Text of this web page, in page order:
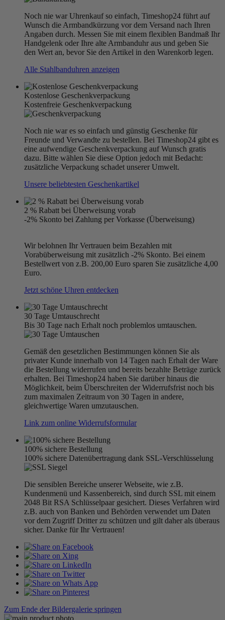
Noch nie war Uhrenkauf so einfach, Timeshop24 führt auf
Wunsch die Armbandkürzung vor dem Versand nach Ihren
Angaben durch. Messen Sie mit einem flexiblen Bandmaß Ihr
Handgelenk oder Ihre alte Armbanduhr aus und geben Sie
den Wert an, bevor Sie den Artikel in den Warenkorb legen.
Alle Stahlbanduhren anzeigen
Kostenlose Geschenkverpackung
Kostenfreie Geschenkverpackung
Noch nie war es so einfach und günstig Geschenke für
Freunde und Verwandte zu bestellen. Bei Timeshop24 gibt es
eine aufwendige Geschenkverpackung auf Wunsch gratis
dazu. Bitte wählen Sie diese Option jedoch mit Bedacht:
zusätzliche Verpackung schadet unserer Umwelt.
Unsere beliebtesten Geschenkartikel
2 % Rabatt bei Überweisung vorab
-2% Skonto bei Zahlung per Vorkasse (Überweisung)
Wir belohnen Ihr Vertrauen beim Bezahlen mit
Vorabüberweisung mit zusätzlich -2% Skonto. Bei einem
Bestellwert von z.B. 200,00 Euro sparen Sie zusätzliche 4,00
Euro.
Jetzt schöne Uhren entdecken
30 Tage Umtauschrecht
Bis 30 Tage nach Erhalt noch problemlos umtauschen.
Gemäß den gesetzlichen Bestimmungen können Sie als
privater Kunde innerhalb von 14 Tagen nach Erhalt der Ware
die Bestellung widerrufen und bereits bezahlte Beträge zurück
erhalten. Bei Timeshop24 haben Sie darüber hinaus die
Möglichkeit, beim Überschreiten der Widerrufsfrist noch bis
zum maximalen Zeitraum von 30 Tagen in andere,
gleichwertige Waren umzutauschen.
Link zum online Widerrufsformular
100% sichere Bestellung
100% sichere Datenübertragung dank SSL-Verschlüsselung
Die sensiblen Bereiche unserer Webseite, wie z.B.
Kundenmenü und Kassenbereich, sind durch SSL mit einem
2048 Bit RSA Schlüsselpaar gesichert. Dieses Verfahren wird
z.B. auch von Banken und Behörden verwendet um Daten
vor dem Zugriff Dritter zu schützen und gilt daher als überaus
sicher. Danke für Ihr Vertrauen!
Zum Ende der Bildergalerie springen